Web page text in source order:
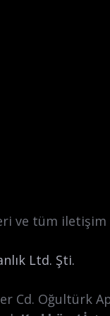
ve tüm iletişim
Ltd. Şti.
Cd. Oğultürk